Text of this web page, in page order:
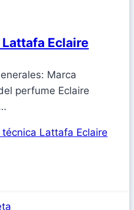
Eclaire
Marca
perfume Eclaire
técnica Lattafa Eclaire